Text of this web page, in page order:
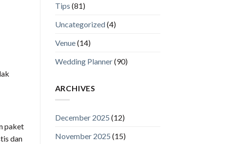
paket
dan
Tips (81)
Uncategorized(4)
Venue(14)
Wedding Planner(90)
ARCHIVES
December 2025 (12)
November 2025 (15)